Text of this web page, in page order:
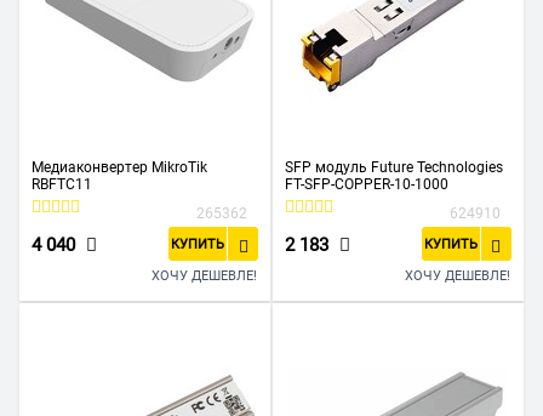
Медиаконвертер MikroTik
RBFTC11
265362
4 040 КУПИТЬ
ХОЧУ ДЕШЕВЛЕ!
SFP модуль Future Technologies
FT-SFP-COPPER-10-1000
624910
2 183 КУПИТЬ
ХОЧУ ДЕШЕВЛЕ!